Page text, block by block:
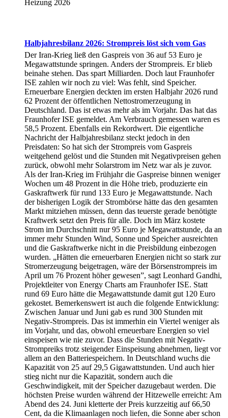
Heizung 2026
Halbjahresbilanz 2026: Strompreis löst sich vom Gas
Der Iran-Krieg ließ den Gaspreis von 36 auf 53 Euro je
Megawattstunde springen. Anders der Strompreis. Er blieb
beinahe stehen. Das spart Milliarden. Doch laut Fraunhofer
ISE zahlen wir noch zu viel: Was fehlt, sind Speicher.
Erneuerbare Energien deckten im ersten Halbjahr 2026 rund
62 Prozent der öffentlichen Nettostromerzeugung in
Deutschland. Das ist etwas mehr als im Vorjahr. Das hat das
Fraunhofer ISE gemeldet. Am Verbrauch gemessen waren es
58,5 Prozent. Ebenfalls ein Rekordwert. Die eigentliche
Nachricht der Halbjahresbilanz steckt jedoch in den
Preisdaten: So hat sich der Strompreis vom Gaspreis
weitgehend gelöst und die Stunden mit Negativpreisen gehen
zurück, obwohl mehr Solarstrom im Netz war als je zuvor.
Als der Iran-Krieg im Frühjahr die Gaspreise binnen weniger
Wochen um 48 Prozent in die Höhe trieb, produzierte ein
Gaskraftwerk für rund 133 Euro je Megawattstunde. Nach
der bisherigen Logik der Strombörse hätte das den gesamten
Markt mitziehen müssen, denn das teuerste gerade benötigte
Kraftwerk setzt den Preis für alle. Doch im März kostete
Strom im Durchschnitt nur 95 Euro je Megawattstunde, da an
immer mehr Stunden Wind, Sonne und Speicher ausreichten
und die Gaskraftwerke nicht in die Preisbildung einbezogen
wurden. „Hätten die erneuerbaren Energien nicht so stark zur
Stromerzeugung beigetragen, wäre der Börsenstrompreis im
April um 76 Prozent höher gewesen”, sagt Leonhard Gandhi,
Projektleiter von Energy Charts am Fraunhofer ISE. Statt
rund 69 Euro hätte die Megawattstunde damit gut 120 Euro
gekostet. Bemerkenswert ist auch die folgende Entwicklung:
Zwischen Januar und Juni gab es rund 300 Stunden mit
Negativ-Strompreis. Das ist immerhin ein Viertel weniger als
im Vorjahr, und das, obwohl erneuerbare Energien so viel
einspeisen wie nie zuvor. Dass die Stunden mit Negativ-
Strompreiks trotz steigender Einspeisung abnehmen, liegt vor
allem an den Batteriespeichern. In Deutschland wuchs die
Kapazität von 25 auf 29,5 Gigawattstunden. Und auch hier
stieg nicht nur die Kapazität, sondern auch die
Geschwindigkeit, mit der Speicher dazugebaut werden. Die
höchsten Preise wurden während der Hitzewelle erreicht: Am
Abend des 24. Juni kletterte der Preis kurzzeitig auf 66,50
Cent, da die Klimaanlagen noch liefen, die Sonne aber schon